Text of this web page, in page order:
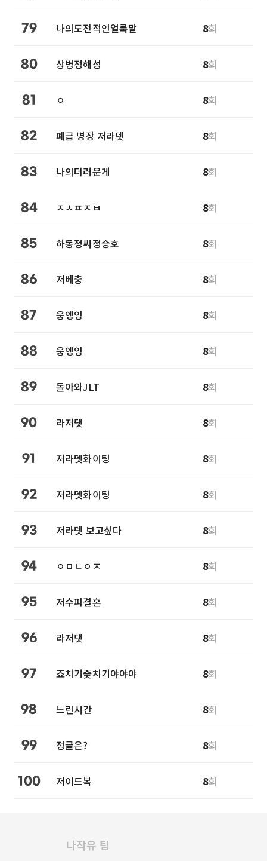
79 나의도전적인얼룩말 8회
80 상병정해성 8회
81 ㅇ 8회
82 폐급 병장 저라뎃 8회
83 나의더러운게 8회
84 ㅈㅅㅍㅈㅂ 8회
85 하동정씨정승호 8회
86 저베충 8회
87 웅엥잉 8회
88 웅엥잉 8회
89 돌아와JLT 8회
90 라저댓 8회
91 저라뎃화이팅 8회
92 저라뎃화이팅 8회
93 저라뎃 보고싶다 8회
94 ㅇㅁㄴㅇㅈ 8회
95 저수피결혼 8회
96 라저댓 8회
97 죠치기죷치기야야야 8회
98 느린시간 8회
99 정글은? 8회
100 저이드복 8회
나작유 팀